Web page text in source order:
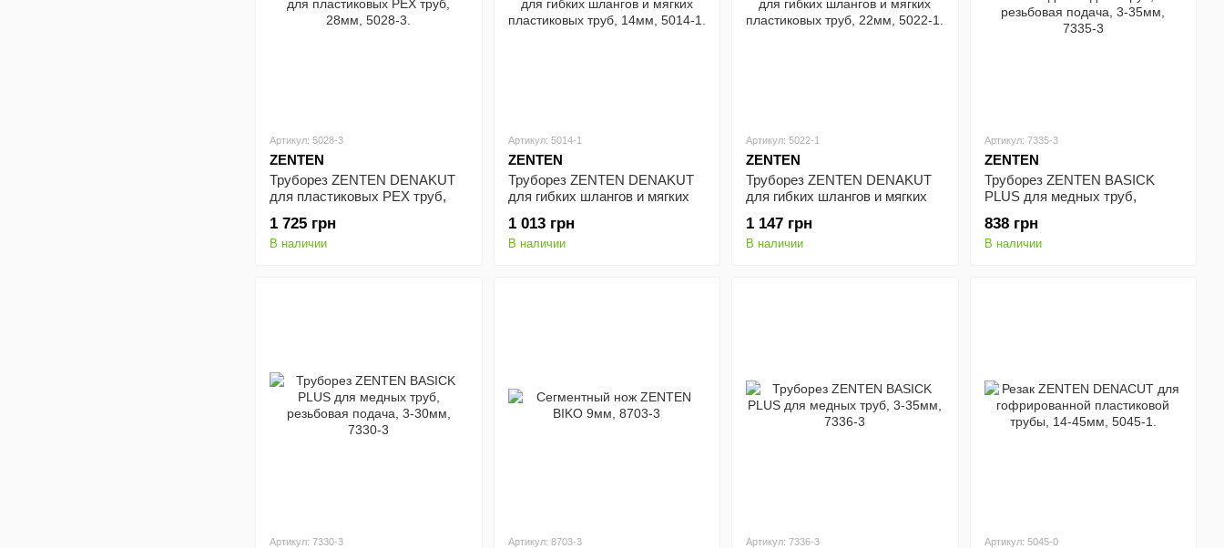
Артикул: 5028-3
ZENTEN
Труборез ZENTEN DENAKUT
для пластиковых PEX труб,
1 725 грн
В наличии
Артикул: 5014-1
ZENTEN
Труборез ZENTEN DENAKUT
для гибких шлангов и мягких
1.
1 013 грн
В наличии
Артикул: 5022-1
ZENTEN
Труборез ZENTEN DENAKUT
для гибких шлангов и мягких
1.
1 147 грн
В наличии
Артикул: 7335-3
ZENTEN
Труборез ZENTEN BASICK
PLUS для медных труб,
7335-3
838 грн
В наличии
Артикул: 7330-3 Артикул: 8703-3 Артикул: 7336-3 Артикул: 5045-0